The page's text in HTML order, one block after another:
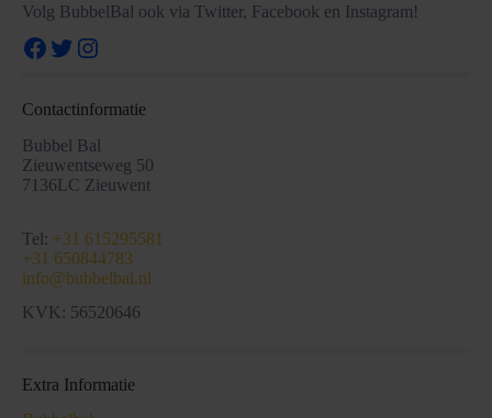
Volg BubbelBal ook via Twitter, Facebook en Instagram!
Facebook
Twitter
Instagram
Contactinformatie
Bubbel Bal
Zieuwentseweg 50
7136LC Zieuwent
Tel: +31 615295581
+31 650844783
info@bubbelbal.nl
KVK: 56520646
Extra Informatie